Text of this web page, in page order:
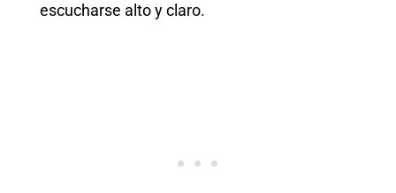
escucharse alto y claro.